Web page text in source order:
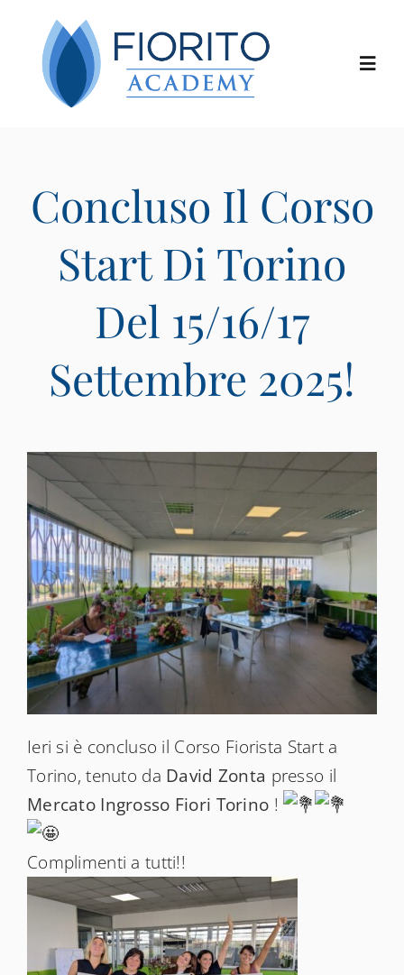
contenuto
I corsi
I docenti
Le location
Calendario
Shop
Concluso Il Corso
Start Di Torino
Del 15/16/17
Settembre 2025!
Ieri si è concluso il Corso Fiorista Start a
Torino, tenuto da David Zonta presso il
Mercato Ingrosso Fiori Torino !
Complimenti a tutti!!